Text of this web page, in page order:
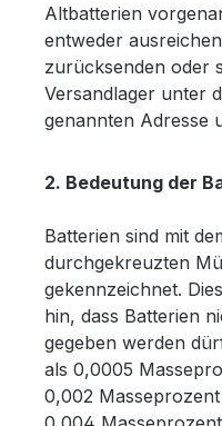
Altbatterien
entweder
zurücksenden oder
Versandlager unter
genannten Adresse
2. Bedeutung der
Batterien sind mit
durchgekreuzten
gekennzeichnet.
hin, dass Batterien
gegeben werden
als 0,0005
0,002